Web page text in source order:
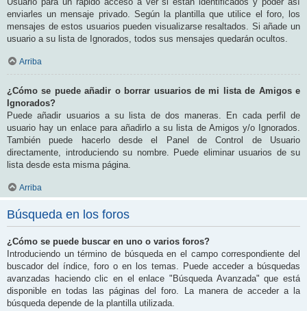
enviarles un mensaje privado. Según la plantilla que utilice el foro, los
mensajes de estos usuarios pueden visualizarse resaltados. Si añade un
usuario a su lista de Ignorados, todos sus mensajes quedarán ocultos.
Arriba
¿Cómo se puede añadir o borrar usuarios de mi lista de Amigos e
Ignorados?
Puede añadir usuarios a su lista de dos maneras. En cada perfil de
usuario hay un enlace para añadirlo a su lista de Amigos y/o Ignorados.
También puede hacerlo desde el Panel de Control de Usuario
directamente, introduciendo su nombre. Puede eliminar usuarios de su
lista desde esta misma página.
Arriba
Búsqueda en los foros
¿Cómo se puede buscar en uno o varios foros?
Introduciendo un término de búsqueda en el campo correspondiente del
buscador del índice, foro o en los temas. Puede acceder a búsquedas
avanzadas haciendo clic en el enlace "Búsqueda Avanzada" que está
disponible en todas las páginas del foro. La manera de acceder a la
búsqueda depende de la plantilla utilizada.